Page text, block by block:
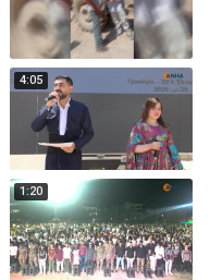
4:05
1:20